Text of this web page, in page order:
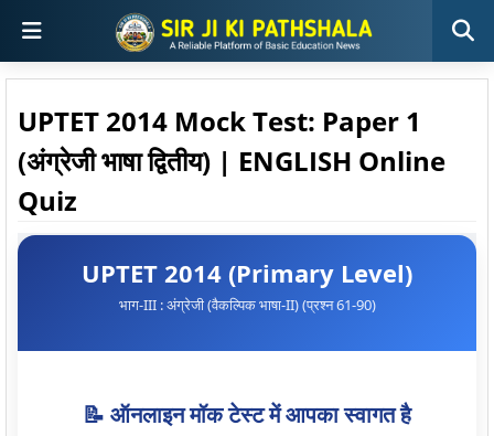
UPTET 2014 Mock Test: Paper 1
(अंग्रेजी भाषा द्वितीय) | ENGLISH Online
Quiz
UPTET 2014 (Primary Level)
भाग-III : अंग्रेजी (वैकल्पिक भाषा-II) (प्रश्न 61-90)
📝 ऑनलाइन मॉक टेस्ट में आपका स्वागत है